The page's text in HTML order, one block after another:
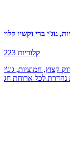
גוג'י ברי וקשיו קלוי
223 קלוריות
קצוץ, חמוציות, גוג'י
נהדרת לכל ארוחת חג